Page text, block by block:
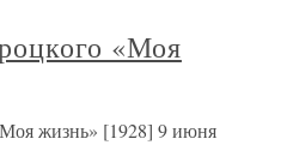
«Моя
жизнь» [1928] 9 июня